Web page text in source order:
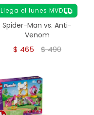
Llega el lunes MVD
Spider-Man vs. Anti-
Venom
$ 465 $490